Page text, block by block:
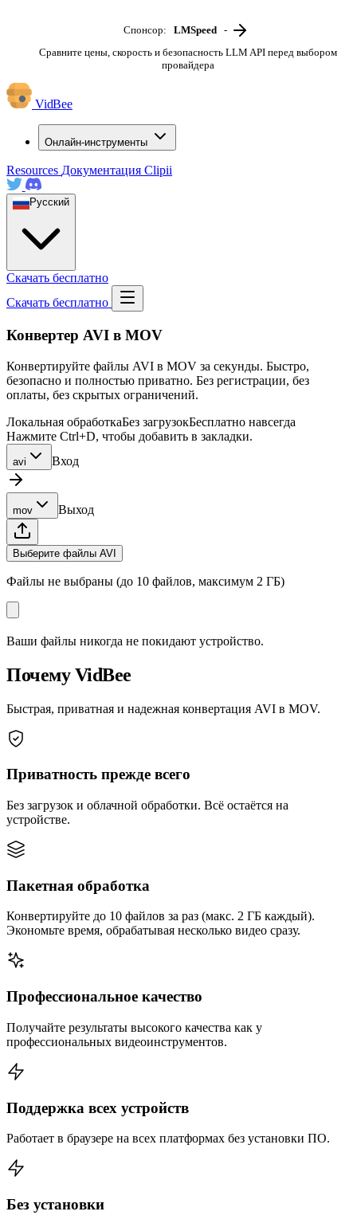
Спонсор: LMSpeed -
Сравните цены, скорость и безопасность LLM API перед выбором
провайдера
VidBee
Онлайн-инструменты
Resources Документация Clipii
Русский
Скачать бесплатно
Скачать бесплатно
Конвертер AVI в MOV
Конвертируйте файлы AVI в MOV за секунды. Быстро,
безопасно и полностью приватно. Без регистрации, без
оплаты, без скрытых ограничений.
Локальная обработкаБез загрузокБесплатно навсегда
Нажмите Ctrl+D, чтобы добавить в закладки.
avi Вход
mov Выход
Выберите файлы AVI
Файлы не выбраны (до 10 файлов, максимум 2 ГБ)
Ваши файлы никогда не покидают устройство.
Почему VidBee
Быстрая, приватная и надежная конвертация AVI в MOV.
Приватность прежде всего
Без загрузок и облачной обработки. Всё остаётся на
устройстве.
Пакетная обработка
Конвертируйте до 10 файлов за раз (макс. 2 ГБ каждый).
Экономьте время, обрабатывая несколько видео сразу.
Профессиональное качество
Получайте результаты высокого качества как у
профессиональных видеоинструментов.
Поддержка всех устройств
Работает в браузере на всех платформах без установки ПО.
Без установки